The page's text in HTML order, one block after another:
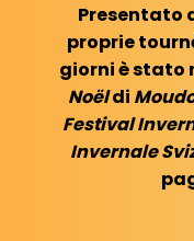
Presentato
proprie
giorni è stato
Noëldi
Festival
Invernale